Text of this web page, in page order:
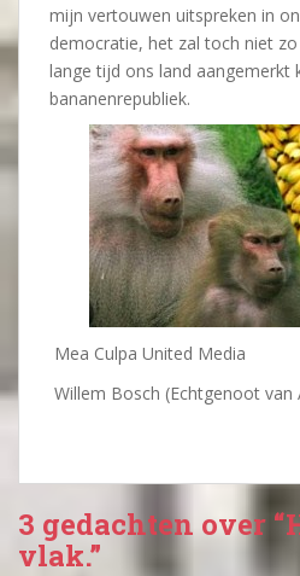
mijn vertouwen uitspreken in
democratie, het zal toch niet
lange tijd ons land aangemerkt
bananenrepubliek.
Mea Culpa United Media
Willem Bosch (Echtgenoot van
3 gedachten over
vlak.”